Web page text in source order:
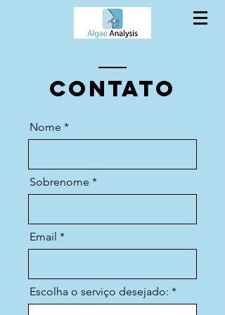
Contato
Nome
Sobrenome
Email
Escolha o serviço desejado: